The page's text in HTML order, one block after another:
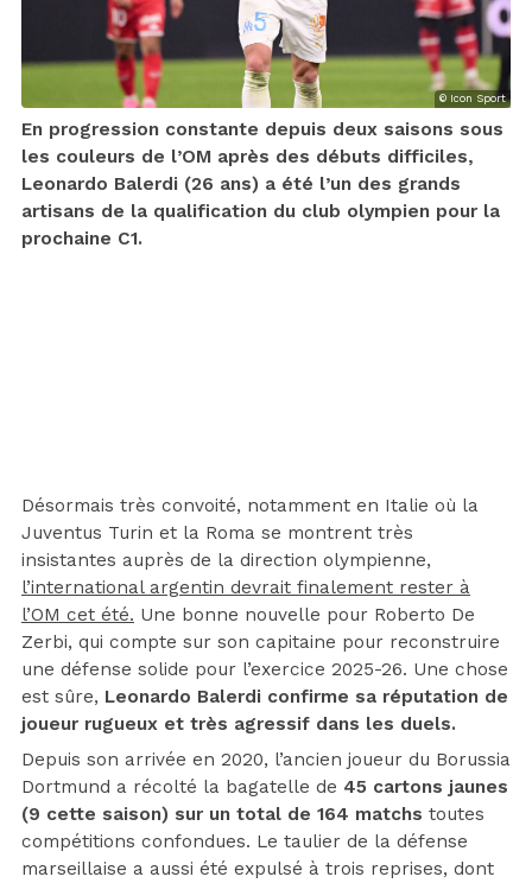
© Icon Sport
En progression constante depuis deux saisons sous
les couleurs de l’OM après des débuts difficiles,
Leonardo Balerdi (26 ans) a été l’un des grands
artisans de la qualification du club olympien pour la
prochaine C1.
Désormais très convoité, notamment en Italie où la
Juventus Turin et la Roma se montrent très
insistantes auprès de la direction olympienne,
l’international argentin devrait finalement rester à
l’OM cet été. Une bonne nouvelle pour Roberto De
Zerbi, qui compte sur son capitaine pour reconstruire
une défense solide pour l’exercice 2025-26. Une chose
est sûre, Leonardo Balerdi confirme sa réputation de
joueur rugueux et très agressif dans les duels.
Depuis son arrivée en 2020, l’ancien joueur du Borussia
Dortmund a récolté la bagatelle de 45 cartons jaunes
(9 cette saison) sur un total de 164 matchs toutes
compétitions confondues. Le taulier de la défense
marseillaise a aussi été expulsé à trois reprises, dont